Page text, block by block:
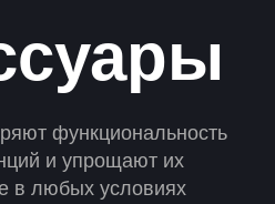
функциональность
и упрощают их
в любых условиях